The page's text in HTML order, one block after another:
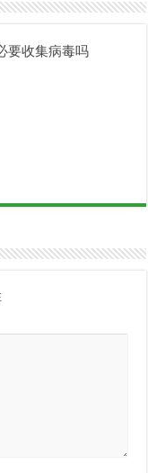
要收集病毒吗